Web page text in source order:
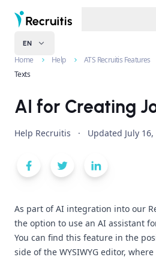
EN
Home Help ATS Recruitis Features
Texts
AI for Creating
Help Recruitis · Updated July
As part of AI integration into our
the option to use an AI assistant
You can find this feature in the
side of the WYSIWYG editor,